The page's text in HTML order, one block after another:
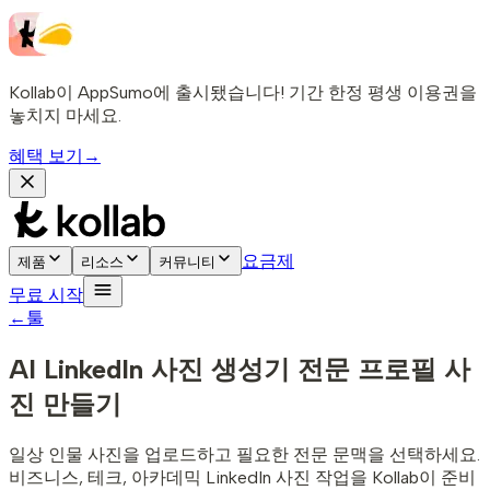
Kollab이 AppSumo에 출시됐습니다! 기간 한정 평생 이용권을
놓치지 마세요.
혜택 보기 →
제품 리소스 커뮤니티
요금제
무료 시작
← 툴
AI LinkedIn 사진 생성기
전문 프로필 사
진 만들기
일상 인물 사진을 업로드하고 필요한 전문 문맥을 선택하세요.
비즈니스, 테크, 아카데믹 LinkedIn 사진 작업을 Kollab이 준비